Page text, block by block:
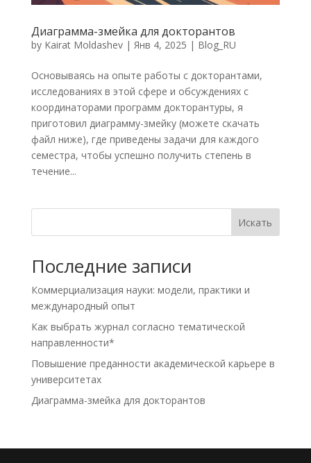
Диаграмма-змейка для докторантов
by Kairat Moldashev| Янв 4, 2025 | Blog_RU
Основываясь на опыте работы с докторантами,
исследованиях в этой сфере и обсуждениях с
координаторами программ докторантуры, я
приготовил диаграмму-змейку (можете скачать
файл ниже), где приведены задачи для каждого
семестра, чтобы успешно получить степень в
течение...
Искать
Последние записи
Коммерциализация науки: модели, практики и
международный опыт
Как выбрать журнал согласно тематической
направленности*
Повышение преданности академической карьере в
университетах
Диаграмма-змейка для докторантов